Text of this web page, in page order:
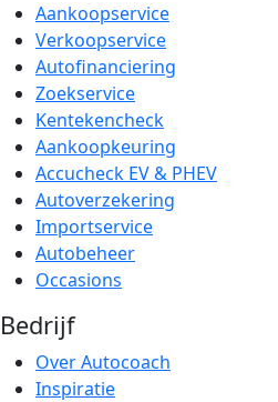
Aankoopservice
Verkoopservice
Autofinanciering
Zoekservice
Kentekencheck
Aankoopkeuring
Accucheck EV & PHEV
Autoverzekering
Importservice
Autobeheer
Occasions
Bedrijf
Over Autocoach
Inspiratie